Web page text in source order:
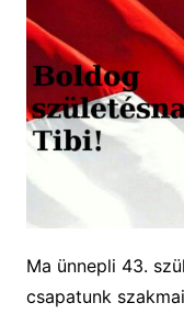
Ma ünnepli 43.
csapatunk